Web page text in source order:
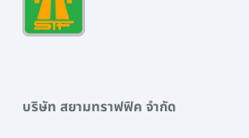
บริษัท สยามทราฟฟิค จำกัด